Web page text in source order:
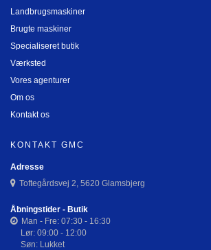
Landbrugsmaskiner
Brugte maskiner
Specialiseret butik
Værksted
Vores agenturer
Om os
Kontakt os
KONTAKT GMC
Adresse
Toftegårdsvej 2, 5620 Glamsbjerg
Åbningstider - Butik
Man - Fre: 07:30 - 16:30
Lør: 09:00 - 12:00
Søn: Lukket